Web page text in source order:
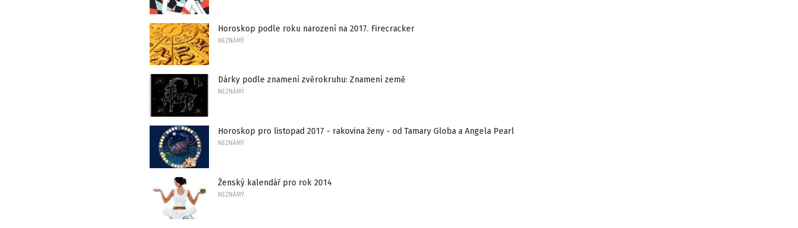
Horoskop podle roku narození na 2017. Firecracker
NEZNÁMÝ
Dárky podle znamení zvěrokruhu: Znamení země
NEZNÁMÝ
Horoskop pro listopad 2017 - rakovina ženy - od Tamary Globa a Angela Pearl
NEZNÁMÝ
Ženský kalendář pro rok 2014
NEZNÁMÝ